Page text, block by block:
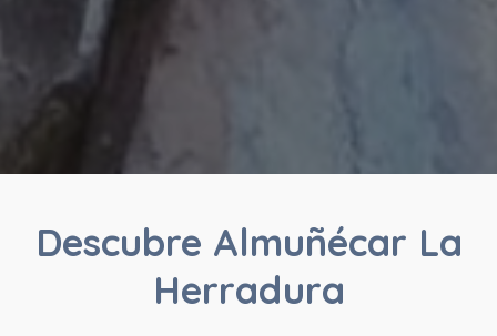
Descubre Almuñécar La
Herradura